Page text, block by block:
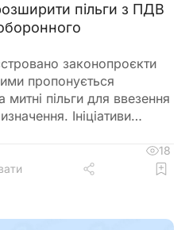
пільги з ПДВ
законопроєкти
пропонується
митні пільги для ввезення
Ініціативи
що фінансуються
міжнародними
скористатися такими
18